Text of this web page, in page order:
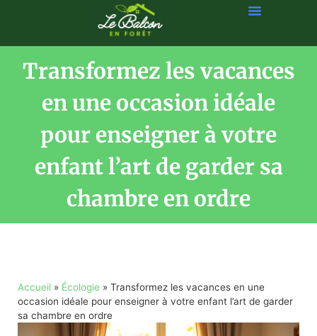
Transformez les vacances
en une occasion idéale
pour enseigner à votre
enfant l’art de garder sa
chambre en ordre
Accueil » Écologie » Transformez les vacances en une
occasion idéale pour enseigner à votre enfant l’art de garder
sa chambre en ordre